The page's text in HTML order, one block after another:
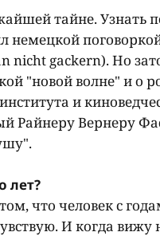
тайне. Узнать
немецкой
gackern). Но
"новой волне" и о
и
Вернеру
лет?
что человек с
И когда вижу